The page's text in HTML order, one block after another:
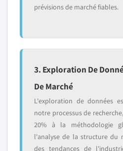
prévisions de marché fiables.
3. Exploration De
De Marché
L'exploration de données
notre processus de
20% à la méthodologie
l'analyse de la structure du
des tendances de